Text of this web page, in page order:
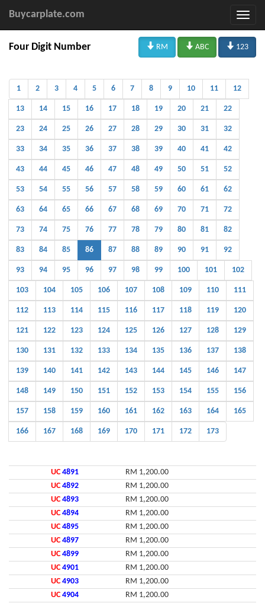
Buycarplate.com
Four Digit Number  RM  ABC  123
1 2 3 4 5 6 7 8 9 10 11 12
13 14 15 16 17 18 19 20 21 22
23 24 25 26 27 28 29 30 31 32
33 34 35 36 37 38 39 40 41 42
43 44 45 46 47 48 49 50 51 52
53 54 55 56 57 58 59 60 61 62
63 64 65 66 67 68 69 70 71 72
73 74 75 76 77 78 79 80 81 82
83 84 85 86 87 88 89 90 91 92
93 94 95 96 97 98 99 100 101 102
103 104 105 106 107 108 109 110 111
112 113 114 115 116 117 118 119 120
121 122 123 124 125 126 127 128 129
130 131 132 133 134 135 136 137 138
139 140 141 142 143 144 145 146 147
148 149 150 151 152 153 154 155 156
157 158 159 160 161 162 163 164 165
166 167 168 169 170 171 172 173
UC 4891
RM 1,200.00
UC 4892
RM 1,200.00
UC 4893
RM 1,200.00
UC 4894
RM 1,200.00
UC 4895
RM 1,200.00
UC 4897
RM 1,200.00
UC 4899
RM 1,200.00
UC 4901
RM 1,200.00
UC 4903
RM 1,200.00
UC 4904
RM 1,200.00